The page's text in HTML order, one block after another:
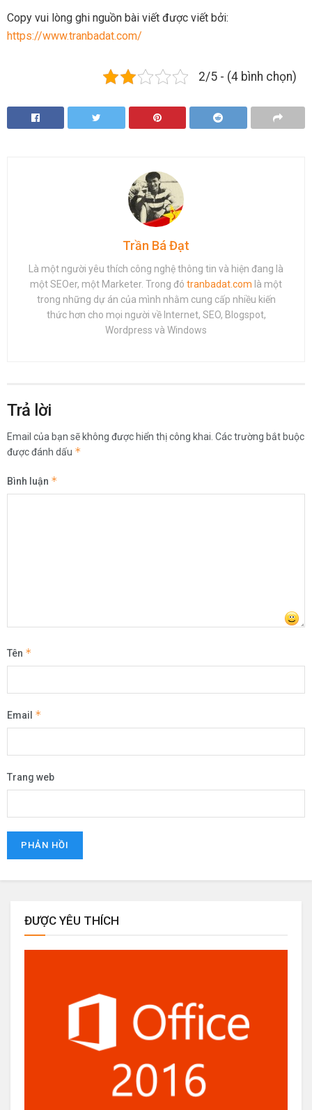
Copy vui lòng ghi nguồn bài viết được viết bởi:
https://www.tranbadat.com/
2/5 - (4 bình chọn)
Trần Bá Đạt
Là một người yêu thích công nghệ thông tin và hiện đang là
một SEOer, một Marketer. Trong đó tranbadat.com là một
trong những dự án của mình nhằm cung cấp nhiều kiến
thức hơn cho mọi người về Internet, SEO, Blogspot,
Wordpress và Windows
Trả lời
Email của bạn sẽ không được hiển thị công khai. Các trường bắt buộc
được đánh dấu *
Bình luận *
Tên *
Email *
Trang web
ĐƯỢC YÊU THÍCH